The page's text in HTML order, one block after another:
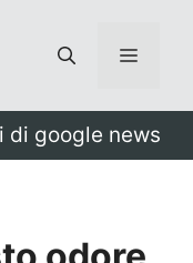
Menu
di google news